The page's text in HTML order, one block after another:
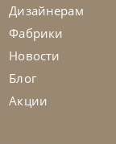
Дизайнерам
Фабрики
Новости
Блог
Акции